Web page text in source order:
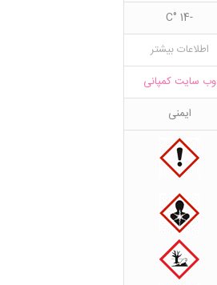
-14 °C
اطلاعات بیشتر
وب سایت کمپانی
ایمنی